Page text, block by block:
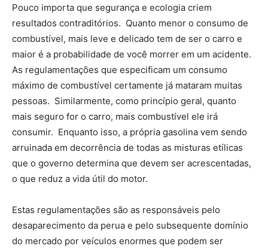
Pouco importa que segurança e ecologia criem
resultados contraditórios. Quanto menor o consumo de
combustível, mais leve e delicado tem de ser o carro e
maior é a probabilidade de você morrer em um acidente.
As regulamentações que especificam um consumo
máximo de combustível certamente já mataram muitas
pessoas. Similarmente, como princípio geral, quanto
mais seguro for o carro, mais combustível ele irá
consumir. Enquanto isso, a própria gasolina vem sendo
arruinada em decorrência de todas as misturas etílicas
que o governo determina que devem ser acrescentadas,
o que reduz a vida útil do motor.
Estas regulamentações são as responsáveis pelo
desaparecimento da perua e pelo subsequente domínio
do mercado por veículos enormes que podem ser